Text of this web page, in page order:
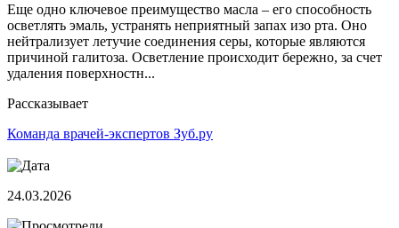
Еще одно ключевое преимущество масла – его способность
осветлять эмаль, устранять неприятный запах изо рта. Оно
нейтрализует летучие соединения серы, которые являются
причиной галитоза. Осветление происходит бережно, за счет
удаления поверхностн...
Рассказывает
Команда врачей-экспертов Зуб.ру
24.03.2026